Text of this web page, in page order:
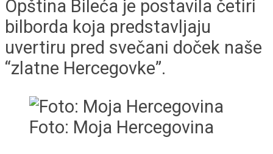
Opština Bileća je postavila četiri
bilborda koja predstavljaju
uvertiru pred svečani doček naše
“zlatne Hercegovke”.
Foto: Moja Hercegovina